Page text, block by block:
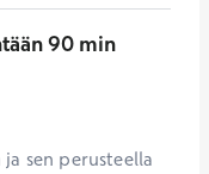
90 min
sen perusteella